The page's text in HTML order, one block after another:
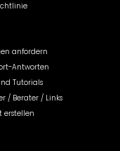
anfordern
Antworten
Tutorials
/ Berater / Links
erstellen